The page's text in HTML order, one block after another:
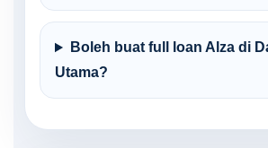
Boleh buat full loan Alza di
Utama?